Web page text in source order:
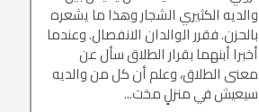
والديه الكثيري الشجار وهذا ما يشعره
بالحزن. فقرر الوالدان الانفصال. وعندما
أخبرا أبنهما بقرار الطلاق سأل عن
معنى الطلاق، وعلم أن كل من والديه
سيعيش في منزلٍ مخت...